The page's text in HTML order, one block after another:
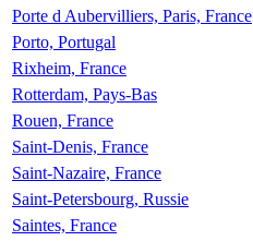
Porte d Aubervilliers, Paris, France
Porto, Portugal
Rixheim, France
Rotterdam, Pays-Bas
Rouen, France
Saint-Denis, France
Saint-Nazaire, France
Saint-Petersbourg, Russie
Saintes, France